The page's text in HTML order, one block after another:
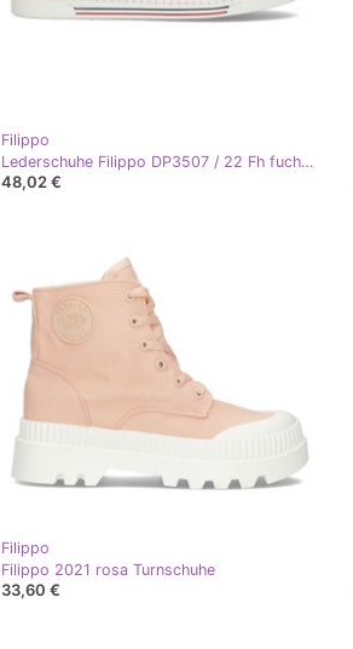
Filippo
Lederschuhe Filippo DP3507 / 22 Fh fuchsia rosa
48,02 €
Filippo
Filippo 2021 rosa Turnschuhe
33,60 €